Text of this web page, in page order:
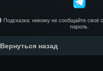
Подсказка: никому не сообщайте своё
пароль.
Вернуться назад